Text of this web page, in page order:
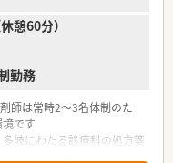
憩60分）
勤務
師は常時2〜3名体制のた
です
岐にわたる診療科の処方箋